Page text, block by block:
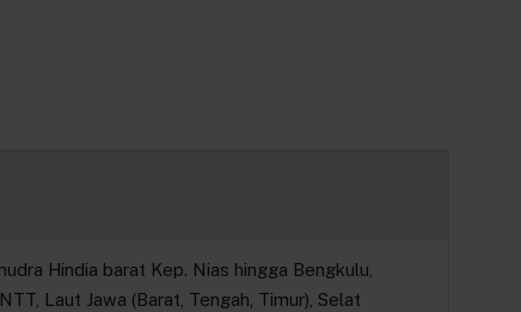
Hindia barat Kep. Nias hingga Bengkulu,
Laut Jawa (Barat, Tengah, Timur), Selat